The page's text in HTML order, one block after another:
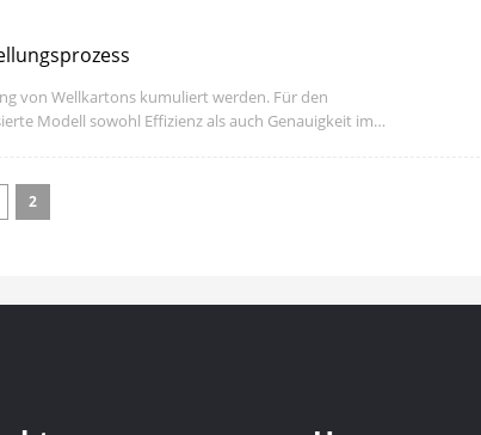
von Wellkartons kumuliert werden. Für den
Modell sowohl Effizienz als auch Genauigkeit im
2